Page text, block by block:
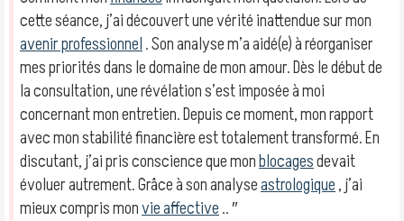
cette séance, j’ai découvert une vérité inattendue sur mon
avenir professionnel. Son analyse m’a aidé(e) à réorganiser
mes priorités dans le domaine de mon amour. Dès le début de
la consultation, une révélation s’est imposée à moi
concernant mon entretien. Depuis ce moment, mon rapport
avec mon stabilité financière est totalement transformé. En
discutant, j’ai pris conscience que monblocagesdevait
évoluer autrement. Grâce à son analyseastrologique, j’ai
mieux compris monvie affective.. ″